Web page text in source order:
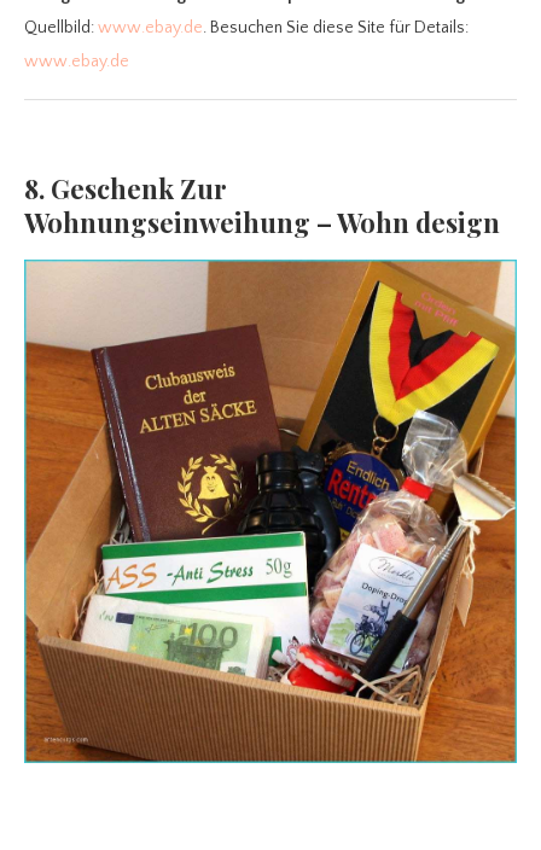
Quellbild:www.ebay.de. Besuchen Sie diese Site für Details:
www.ebay.de
8. Geschenk Zur
Wohnungseinweihung – Wohn design